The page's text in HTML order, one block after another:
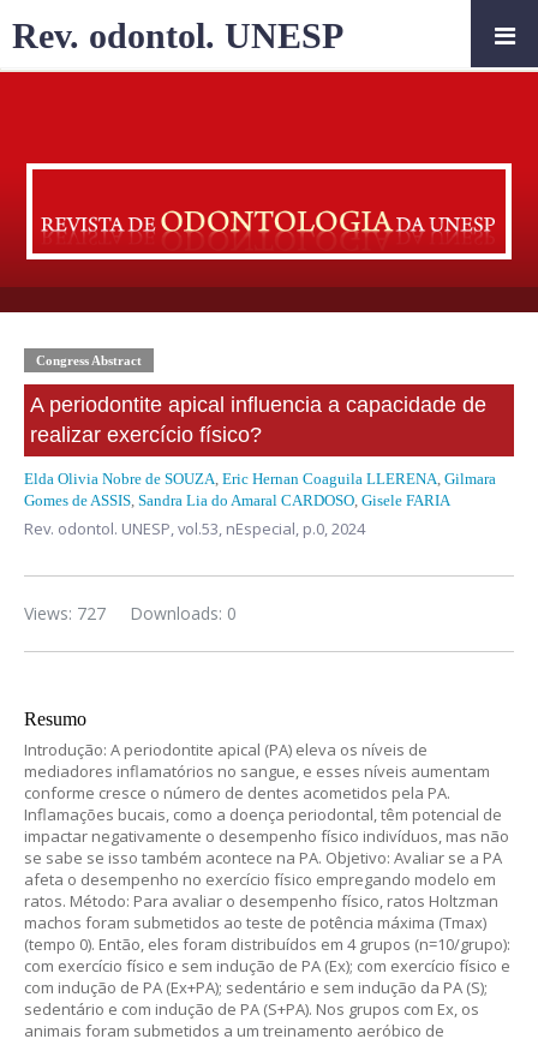
Congress Abstract
A periodontite apical influencia a capacidade de
realizar exercício físico?
Elda Olivia Nobre de SOUZA, Eric Hernan Coaguila LLERENA, Gilmara
Gomes de ASSIS, Sandra Lia do Amaral CARDOSO, Gisele FARIA
Rev. odontol. UNESP,vol.53, nEspecial, p.0, 2024
Downloads: 0
Views: 727
Resumo
Introdução: A periodontite apical (PA) eleva os níveis de
mediadores inflamatórios no sangue, e esses níveis aumentam
conforme cresce o número de dentes acometidos pela PA.
Inflamações bucais, como a doença periodontal, têm potencial de
impactar negativamente o desempenho físico indivíduos, mas não
se sabe se isso também acontece na PA. Objetivo: Avaliar se a PA
afeta o desempenho no exercício físico empregando modelo em
ratos. Método: Para avaliar o desempenho físico, ratos Holtzman
machos foram submetidos ao teste de potência máxima (Tmax)
(tempo 0). Então, eles foram distribuídos em 4 grupos (n=10/grupo):
com exercício físico e sem indução de PA (Ex); com exercício físico e
com indução de PA (Ex+PA); sedentário e sem indução da PA (S);
sedentário e com indução de PA (S+PA). Nos grupos com Ex, os
animais foram submetidos a um treinamento aeróbico de
Rev. odontol. UNESP